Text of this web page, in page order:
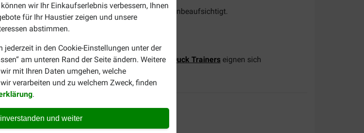
wir Ihr Einkaufserlebnis verbessern, Ihnen
für Ihr Haustier zeigen und unsere
abstimmen.
jederzeit in den Cookie-Einstellungen unter der
am unteren Rand der Seite ändern. Weitere
mit Ihren Daten umgehen, welche
verarbeiten und zu welchem Zweck, finden
.
und weiter
Sie Ihren Hund während des Fressens nicht unbeaufsichtigt.
zuzieht, wird nicht gehaftet.
verfüttern können? Die schmackhaftenBoxby Duck Trainers eignen sich
fürHundesnacks zur Belohnung.